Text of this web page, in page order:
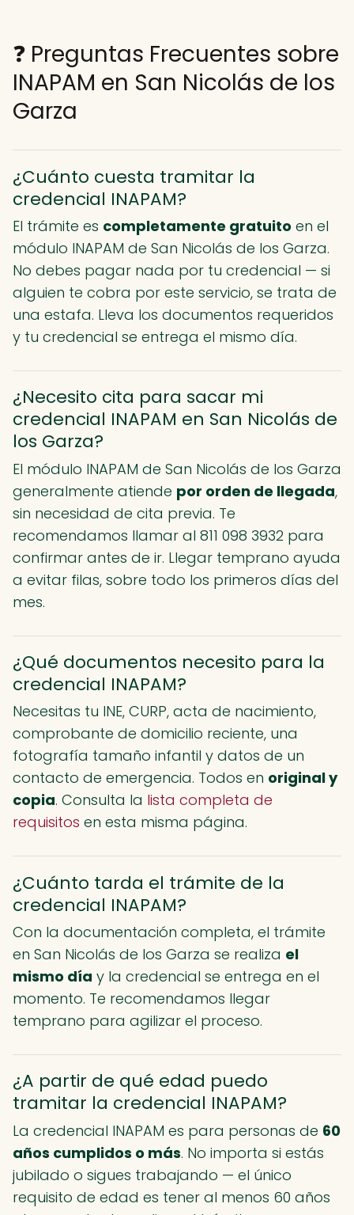
❓ Preguntas Frecuentes sobre
INAPAM en San Nicolás de los
Garza
¿Cuánto cuesta tramitar la
credencial INAPAM?
El trámite es completamente gratuito en el
módulo INAPAM de San Nicolás de los Garza.
No debes pagar nada por tu credencial — si
alguien te cobra por este servicio, se trata de
una estafa. Lleva los documentos requeridos
y tu credencial se entrega el mismo día.
¿Necesito cita para sacar mi
credencial INAPAM en San Nicolás de
los Garza?
El módulo INAPAM de San Nicolás de los Garza
generalmente atiende por orden de llegada,
sin necesidad de cita previa. Te
recomendamos llamar al 811 098 3932 para
confirmar antes de ir. Llegar temprano ayuda
a evitar filas, sobre todo los primeros días del
mes.
¿Qué documentos necesito para la
credencial INAPAM?
Necesitas tu INE, CURP, acta de nacimiento,
comprobante de domicilio reciente, una
fotografía tamaño infantil y datos de un
contacto de emergencia. Todos en original y
copia. Consulta la lista completa de
requisitos en esta misma página.
¿Cuánto tarda el trámite de la
credencial INAPAM?
Con la documentación completa, el trámite
en San Nicolás de los Garza se realiza el
mismo día y la credencial se entrega en el
momento. Te recomendamos llegar
temprano para agilizar el proceso.
¿A partir de qué edad puedo
tramitar la credencial INAPAM?
La credencial INAPAM es para personas de 60
años cumplidos o más. No importa si estás
jubilado o sigues trabajando — el único
requisito de edad es tener al menos 60 años